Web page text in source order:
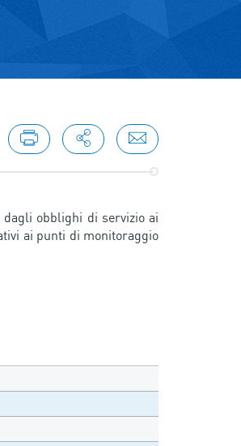
obblighi di servizio ai
ai punti di monitoraggio